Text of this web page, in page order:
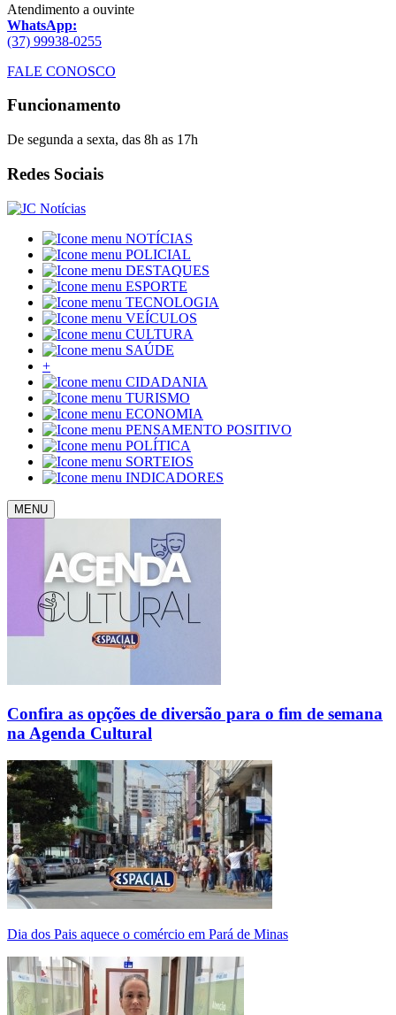
Atendimento a ouvinte
WhatsApp:
(37) 99938-0255
FALE CONOSCO
Funcionamento
De segunda a sexta, das 8h as 17h
Redes Sociais
NOTÍCIAS
POLICIAL
DESTAQUES
ESPORTE
TECNOLOGIA
VEÍCULOS
CULTURA
SAÚDE
+
CIDADANIA
TURISMO
ECONOMIA
PENSAMENTO POSITIVO
POLÍTICA
SORTEIOS
INDICADORES
MENU
Confira as opções de diversão para o fim de semana
na Agenda Cultural
Dia dos Pais aquece o comércio em Pará de Minas